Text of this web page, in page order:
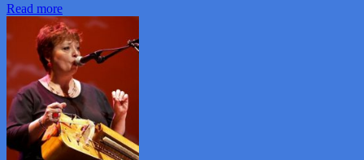
Read more